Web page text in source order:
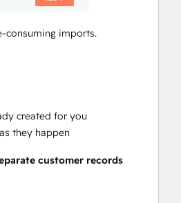
consuming imports.
created for you
they happen
customer records